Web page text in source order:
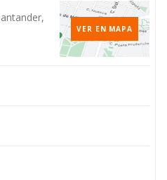
VER EN MAPA